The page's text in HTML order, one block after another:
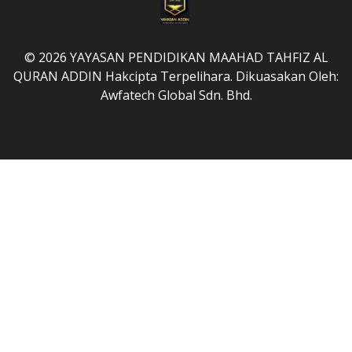
© 2026 YAYASAN PENDIDIKAN MAAHAD TAHFIZ AL
QURAN ADDIN Hakcipta Terpelihara. Dikuasakan Oleh:
Awfatech Global Sdn. Bhd.